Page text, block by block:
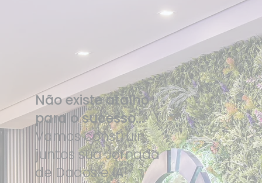
Não existe atalho
para o sucesso...
Vamos construir
juntos sua Jornada
de Dados e IA!